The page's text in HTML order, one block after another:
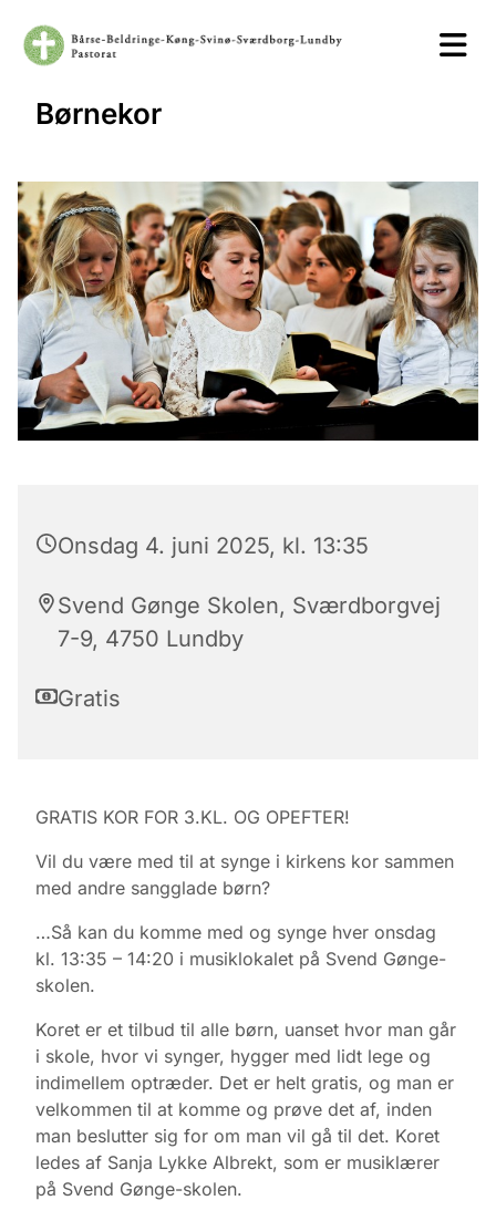
Børnekor
Onsdag 4. juni 2025, kl. 13:35
Svend Gønge Skolen, Sværdborgvej
7-9, 4750 Lundby
Gratis
GRATIS KOR FOR 3.KL. OG OPEFTER!
Vil du være med til at synge i kirkens kor sammen
med andre sangglade børn?
…Så kan du komme med og synge hver onsdag
kl. 13:35 – 14:20 i musiklokalet på Svend Gønge-
skolen.
Koret er et tilbud til alle børn, uanset hvor man går
i skole, hvor vi synger, hygger med lidt lege og
indimellem optræder. Det er helt gratis, og man er
velkommen til at komme og prøve det af, inden
man beslutter sig for om man vil gå til det. Koret
ledes af Sanja Lykke Albrekt, som er musiklærer
på Svend Gønge-skolen.